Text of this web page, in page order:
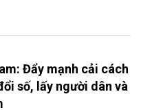
Đẩy mạnh cải cách
số, lấy người dân và